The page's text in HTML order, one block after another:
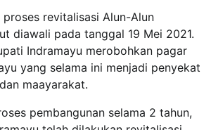
revitalisasi Alun-Alun
diawali pada tanggal 19 Mei 2021.
Indramayu merobohkan pagar
yang selama ini menjadi penyekat
maayarakat.
pembangunan selama 2 tahun,